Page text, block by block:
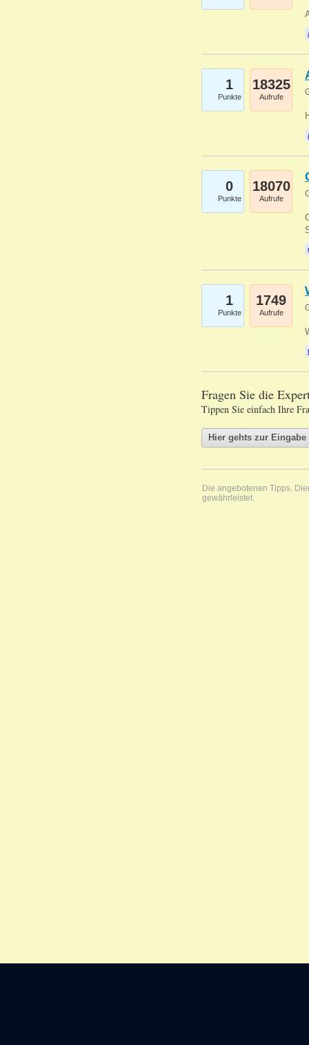
1
Punkte
18325
Aufrufe
0
Punkte
18070
Aufrufe
1
Punkte
1749
Aufrufe
Fragen Sie die
Tippen Sie einfach Ihre
Die angebotenen Tipps,
gewährleistet.